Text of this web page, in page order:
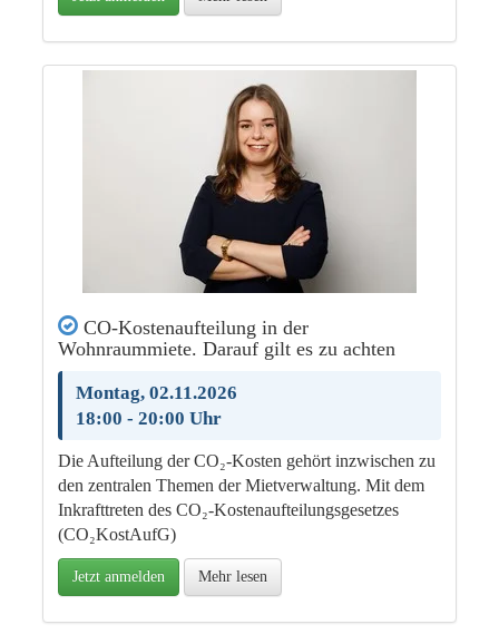
CO-Kostenaufteilung in der
Wohnraummiete. Darauf gilt es zu achten
Montag, 02.11.2026
18:00 - 20:00 Uhr
Die Aufteilung der CO₂-Kosten gehört inzwischen zu
den zentralen Themen der Mietverwaltung. Mit dem
Inkrafttreten des CO₂-Kostenaufteilungsgesetzes
(CO₂KostAufG)
Jetzt anmelden Mehr lesen